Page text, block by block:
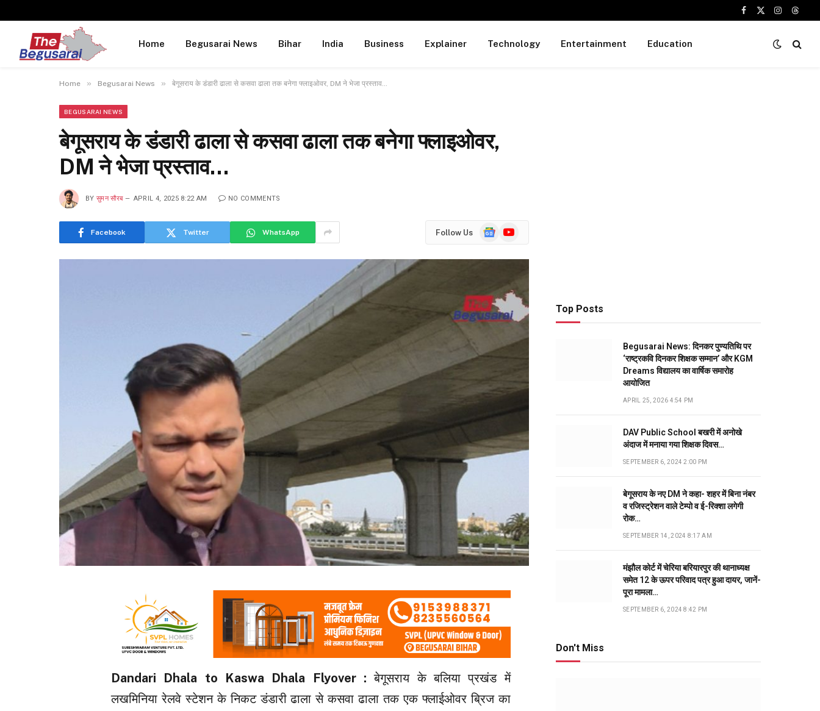
Facebook
X
Instagram
Home Begusarai News Bihar India Business Explainer Technology Entertainment Education
Home » Begusarai News » बेगूसराय के डंडारी ढाला से कसवा ढाला तक बनेगा फ्लाइओवर, DM ने भेजा प्रस्ताव…
BEGUSARAI NEWS
बेगूसराय के डंडारी ढाला से कसवा ढाला तक बनेगा फ्लाइओवर,
DM ने भेजा प्रस्ताव…
BY सुमन सौरब APRIL 4, 2025 8:22 AM NO COMMENTS
Facebook Twitter WhatsApp Follow Us
GoogleYouTube
Dandari Dhala to Kaswa Dhala Flyover :बेगूसराय के बलिया प्रखंड में
लखमिनिया रेलवे स्टेशन के निकट डंडारी ढाला से कसवा ढाला तक एक फ्लाईओवर ब्रिज का
Top Posts
Begusarai News: दिनकर पुण्यतिथि पर
‘राष्ट्रकवि दिनकर शिक्षक सम्मान’ और KGM
Dreams विद्यालय का वार्षिक समारोह
आयोजित
APRIL 25, 2026 4:54 PM
DAV Public School बखरी में अनोखे
अंदाज में मनाया गया शिक्षक दिवस…
SEPTEMBER 6, 2024 2:00 PM
बेगूसराय के नए DM ने कहा- शहर में बिना नंबर
व रजिस्ट्रेशन वाले टेम्पो व ई-रिक्शा लगेगी
रोक…
SEPTEMBER 14, 2024 8:17 AM
मंझौल कोर्ट में चेरिया बरियारपुर की थानाध्यक्ष
समेत 12 के ऊपर परिवाद पत्र हुआ दायर, जानें-
पूरा मामला…
SEPTEMBER 6, 2024 8:42 PM
Don't Miss